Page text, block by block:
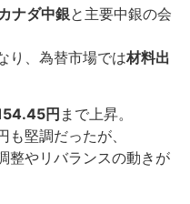
ナダ中銀と主要中銀の会
り、為替市場では材料出
円まで上昇。
も堅調だったが、
整やリバランスの動きが